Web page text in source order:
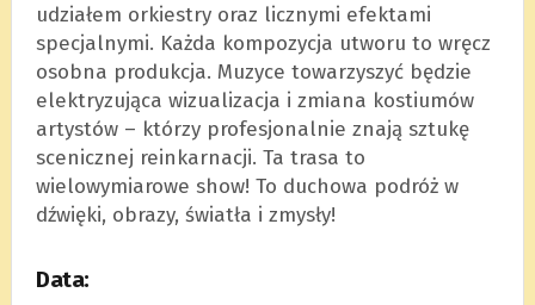
udziałem orkiestry oraz licznymi efektami
specjalnymi. Każda kompozycja utworu to wręcz
osobna produkcja. Muzyce towarzyszyć będzie
elektryzująca wizualizacja i zmiana kostiumów
artystów – którzy profesjonalnie znają sztukę
scenicznej reinkarnacji. Ta trasa to
wielowymiarowe show! To duchowa podróż w
dźwięki, obrazy, światła i zmysły!
Data: